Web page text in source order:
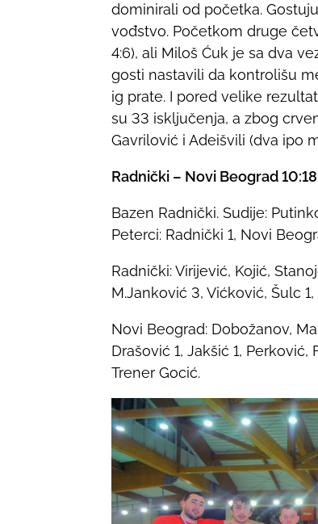
dominirali od početka.
vođstvo. Početkom druge
4:6), ali Miloš Ćuk je sa dva
gosti nastavili da kontrolišu
ig prate. I pored velike
su 33 isključenja, a zbog
Gavrilović i Adeišvili (dva ipo
Radnički – Novi Beograd
Bazen Radnički. Sudije:
Peterci: Radnički 1, Novi
Radnički: Virijević, Kojić,
M.Janković 3, Vićković, Šulc
Novi Beograd: Dobožanov,
Drašović 1, Jakšić 1,
Trener Gocić.